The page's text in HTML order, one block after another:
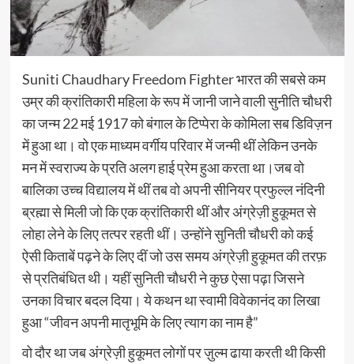
Suniti Chaudhary Freedom Fighter भारत की सबसे कम
उम्र की क्रांतिकारी महिला के रूप में जानी जाने वाली सुनीति चौधरी
का जन्म 22 मई 1917 को बंगाल के टिप्पेरा के कोमिला सब डिविज़न
में हुआ था। वो एक माध्यम वर्गीय परिवार में जन्मी थीं लेकिन उनके
मन में स्वराज्य के प्रति अलग हाई प्रेम हुआ करता था।जब वो
बालिका उच्च विद्यालय में थीं तब वो अपनी सीनियर प्रफुल्ल नंदिनी
ब्रह्मा से मिली जो कि एक क्रांतिकारी थीं और अंग्रेज़ी हुकूमत से
लोहा लेने के लिए तत्पर रहती थीं। उन्होंने सुनिती चौधरी को कई
ऐसी किताबें पढ़ने के लिए दीं जो उस समय अंग्रेज़ी हुकूमत की तरफ़
से प्रतिबंधित थी। यहीं सुनिती चौधरी ने कुछ ऐसा पढ़ा जिसने
उनका विचार बदल दिया। ये कथन था स्वामी विवेकानंद का लिखा
हुआ “जीवन अपनी मातृभूमि के लिए त्याग का नाम है”
वो दौर था जब अंग्रेज़ी हुकूमत लोगों पर ज़ुल्म ढाया करती थी किसी